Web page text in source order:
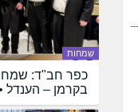
שמחות
כפר חב"ד:
בקרמן – הענדל